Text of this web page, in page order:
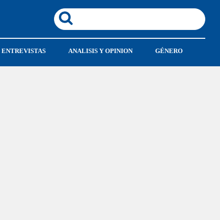
ENTREVISTAS ANALISIS Y OPINION GÉNERO